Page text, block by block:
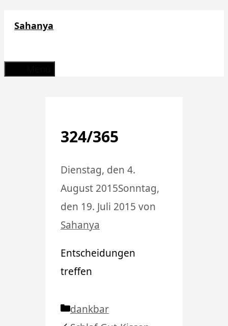
Sahanya
324/365
Dienstag, den 4.
August 2015Sonntag,
den 19. Juli 2015 von
Sahanya
Entscheidungen
treffen
Kategorien
dankbar